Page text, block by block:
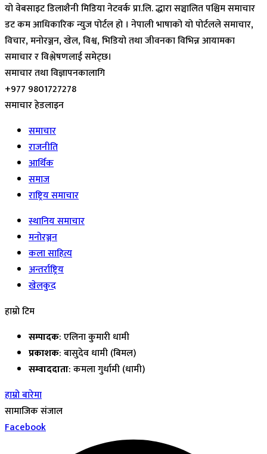
यो वेबसाइट डिलाशैनी मिडिया नेटवर्क प्रा.लि. द्धारा सञ्चालित पश्चिम समाचार
डट कम आधिकारिक न्युज पोर्टल हो । नेपाली भाषाको यो पोर्टलले समाचार,
विचार, मनोरञ्जन, खेल, विश्व, भिडियो तथा जीवनका विभिन्न आयामका
समाचार र विश्लेषणलाई समेट्छ।
समाचार तथा विज्ञापनकालागि
+977 9801727278
समाचार हेडलाइन
समाचार
राजनीति
आर्थिक
समाज
राष्ट्रिय समाचार
स्थानिय समाचार
मनोरञ्जन
कला साहित्य
अन्तर्राष्ट्रिय
खेलकुद
हाम्रो टिम
सम्पादक: एलिना कुमारी धामी
प्रकाशक: बासुदेव धामी (बिमल)
सम्वाददाता: कमला गुर्धामी (धामी)
हाम्रो बारेमा
सामाजिक संजाल
Facebook